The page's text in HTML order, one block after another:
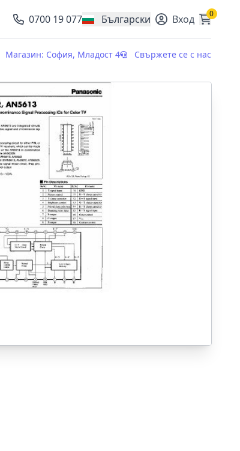
0700 19 077 Български
, change currency Вход 0
Магазин: София, Младост 4 Свържете се с нас